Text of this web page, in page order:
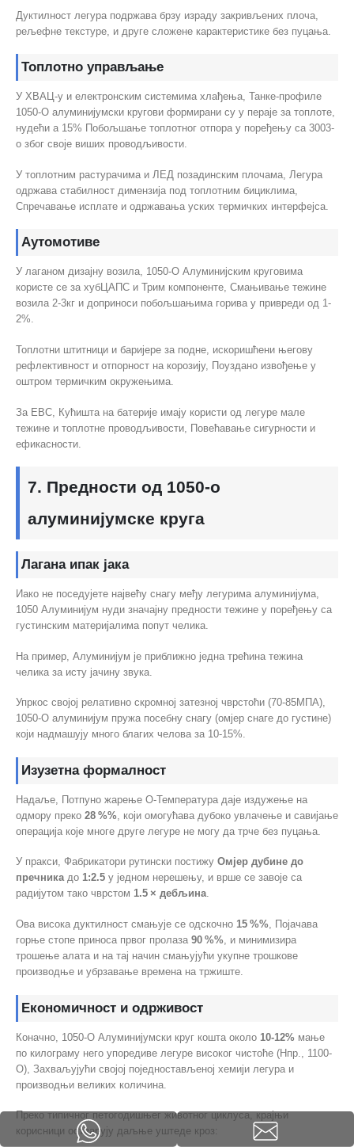
Дуктилност легура подржава брзу израду закривљених плоча,
рељефне текстуре, и друге сложене карактеристике без пуцања.
Топлотно управљање
У ХВАЦ-у и електронским системима хлађења, Танке-профиле
1050-О алуминијумски кругови формирани су у пераје за топлоте,
нудећи а 15% Побољшање топлотног отпора у поређењу са 3003-
о због своје виших проводљивости.
У топлотним растурачима и ЛЕД позадинским плочама, Легура
одржава стабилност димензија под топлотним бициклима,
Спречавање исплате и одржавања уских термичких интерфејса.
Аутомотиве
У лаганом дизајну возила, 1050-О Алуминијским круговима
користе се за хубЦАПС и Трим компоненте, Смањивање тежине
возила 2-3кг и доприноси побољшањима горива у привреди од 1-
2%.
Топлотни штитници и баријере за подне, искоришћени његову
рефлективност и отпорност на корозију, Поуздано извођење у
оштром термичким окружењима.
За ЕВС, Кућишта на батерије имају користи од легуре мале
тежине и топлотне проводљивости, Повећавање сигурности и
ефикасности.
7. Предности од 1050-о
алуминијумске круга
Лагана ипак јака
Иако не поседујете највећу снагу међу легурима алуминијума,
1050 Алуминијум нуди значајну предности тежине у поређењу са
густинским материјалима попут челика.
На пример, Алуминијум је приближно једна трећина тежина
челика за исту јачину звука.
Упркос својој релативно скромној затезној чврстоћи (70-85МПА),
1050-О алуминијум пружа посебну снагу (омјер снаге до густине)
који надмашују много благих челова за 10-15%.
Изузетна формалност
Надаље, Потпуно жарење О-Температура даје издужење на
одмору преко 28 %% , који омогућава дубоко увлачење и савијање
операција које многе друге легуре не могу да трче без пуцања.
У пракси, Фабрикатори рутински постижу Омјер дубине до
пречникадо 1:2.5 у једном нерешењу, и врше се завоје са
радијутом тако чврстом 1.5 × дебљина.
Ова висока дуктилност смањује се одскочно 15 %% , Појачава
горње стопе приноса првог пролаза 90 %% , и минимизира
трошење алата и на тај начин смањујући укупне трошкове
производње и убрзавање времена на тржиште.
Економичност и одрживост
Коначно, 1050-О Алуминијумски круг кошта около 10-12% мање
по килограму него упоредиве легуре високог чистоће (Нпр., 1100-
О), Захваљујући својој поједностављеној хемији легура и
производњи великих количина.
Преко типичног петогодишњег животног циклуса, крајњи
корисници остварују даљње уштеде кроз: